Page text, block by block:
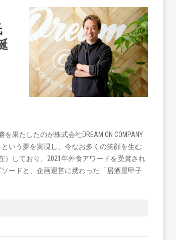
たしたのが株式会社DREAM ON COMPANY
いう夢を実現し、今なお多くの笑顔を生む
）しており、2021年外食アワードを受賞され
ードと、企画運営に携わった「居酒屋甲子